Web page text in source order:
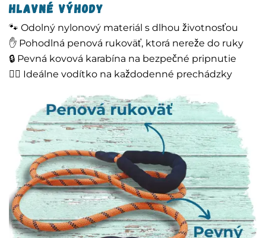
Hlavné výhody
🐾 Odolný nylonový materiál s dlhou životnosťou
✋ Pohodlná penová rukoväť, ktorá nereže do ruky
🔒 Pevná kovová karabína na bezpečné pripnutie
🚶‍♂️ Ideálne vodítko na každodenné prechádzky